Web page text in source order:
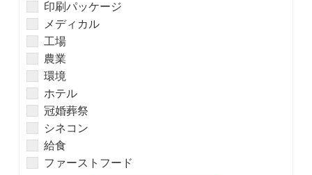
印刷パッケージ
メディカル
工場
農業
環境
ホテル
冠婚葬祭
シネコン
給食
ファーストフード